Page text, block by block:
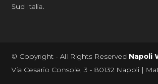
Sud Italia.
© Copyright - All Rights Reserved Napoli
Via Cesario Console, 3 - 80132 Napoli |